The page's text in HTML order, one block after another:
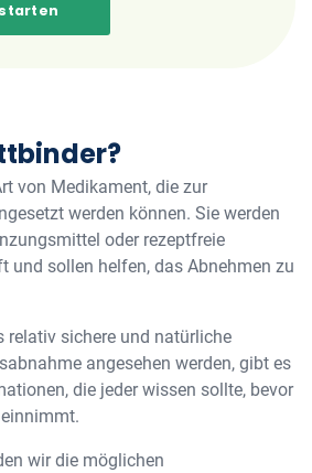
von Medikament, die zur
werden können. Sie werden
oder rezeptfreie
und sollen helfen, das Abnehmen zu
relativ sichere und natürliche
angesehen werden, gibt es
die jeder wissen sollte, bevor
wir die möglichen